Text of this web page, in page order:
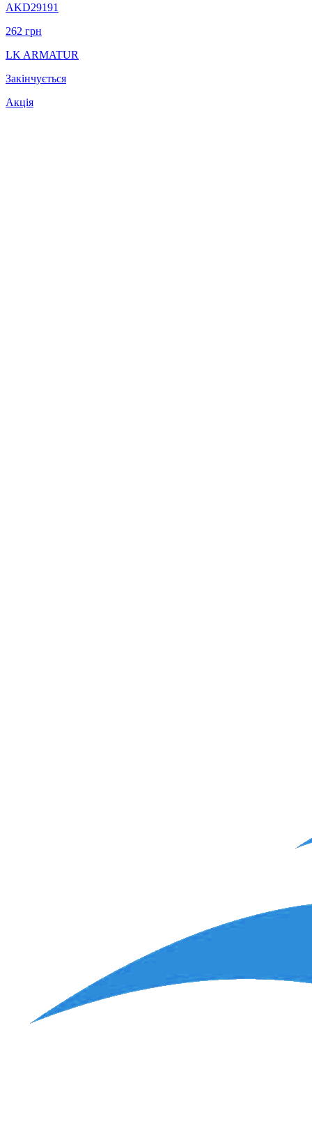
AKD29191
262 грн
LK ARMATUR
Закінчується
Акція